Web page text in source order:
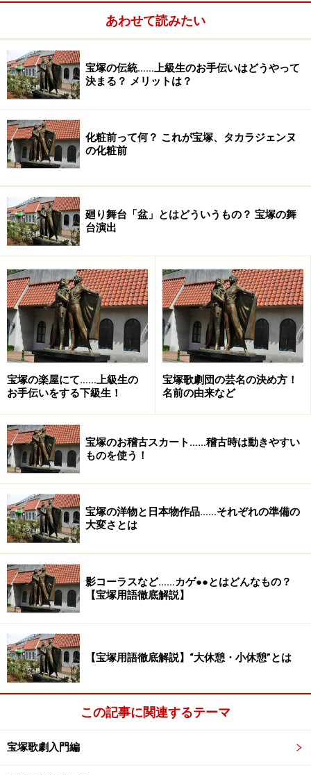
あわせて読みたい
宝塚の伝統……上級生のお手伝いはどうやって
決まる？ メリットは？
化粧前って何？ これが宝塚、タカラジェンヌ
の化粧前
廻り舞台「盆」とはどういうもの？ 宝塚の舞
台演出
宝塚の楽屋にて……上級生の
お手伝いをする下級生！
宝塚歌劇団の芸名の決め方！
名前の由来など
宝塚のお稽古スカート……稽古時は動きやすい
ものを使う！
宝塚の洋物と日本物作品……それぞれの準備の
大変さとは
影コーラスなど……カゲ●●とはどんなもの？
【宝塚用語徹底解説】
【宝塚用語徹底解説】“大休憩・小休憩”とは
この記事に関連するテーマ
宝塚歌劇入門編